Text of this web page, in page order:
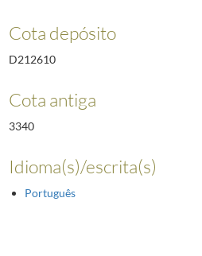
Cota depósito
D212610
Cota antiga
3340
Idioma(s)/escrita(s)
Português